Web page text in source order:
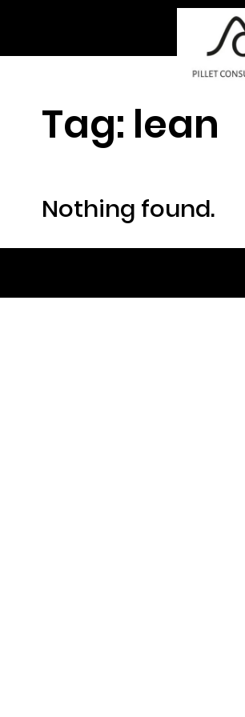
Tag: lean
Nothing found.